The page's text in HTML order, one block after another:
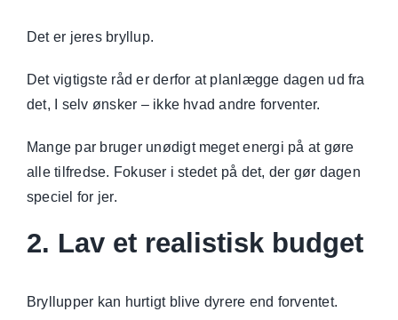
Det er jeres bryllup.
Det vigtigste råd er derfor at planlægge dagen ud fra
det, I selv ønsker – ikke hvad andre forventer.
Mange par bruger unødigt meget energi på at gøre
alle tilfredse. Fokuser i stedet på det, der gør dagen
speciel for jer.
2. Lav et realistisk budget
Bryllupper kan hurtigt blive dyrere end forventet.